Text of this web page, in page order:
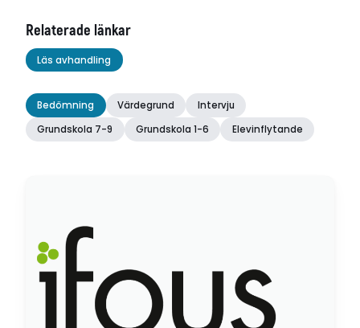
Relaterade länkar
Läs avhandling
Bedömning Värdegrund
Intervju
Grundskola 7-9
Grundskola 1-6 Elevinflytande